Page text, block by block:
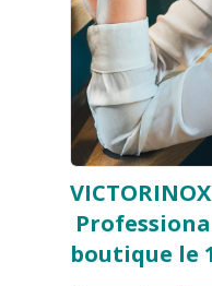
boutique le